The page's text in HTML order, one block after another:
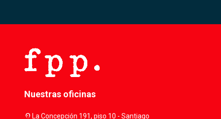
Nuestras oficinas
location_onLa Concepción 191, piso 10 - Santiago